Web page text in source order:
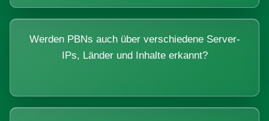
Werden PBNs auch über verschiedene Server-
IPs, Länder und Inhalte erkannt?